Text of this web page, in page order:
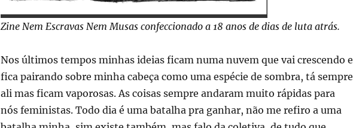
Zine Nem Escravas Nem Musas confeccionado a 18 anos de dias de luta atrás.
Nos últimos tempos minhas ideias ficam numa nuvem que vai crescendo e
fica pairando sobre minha cabeça como uma espécie de sombra, tá sempre
ali mas ficam vaporosas. As coisas sempre andaram muito rápidas para
nós feministas. Todo dia é uma batalha pra ganhar, não me refiro a uma